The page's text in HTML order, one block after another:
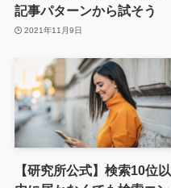
記事パターンから試そう
2021年11月9日
【研究所公式】検索10位以